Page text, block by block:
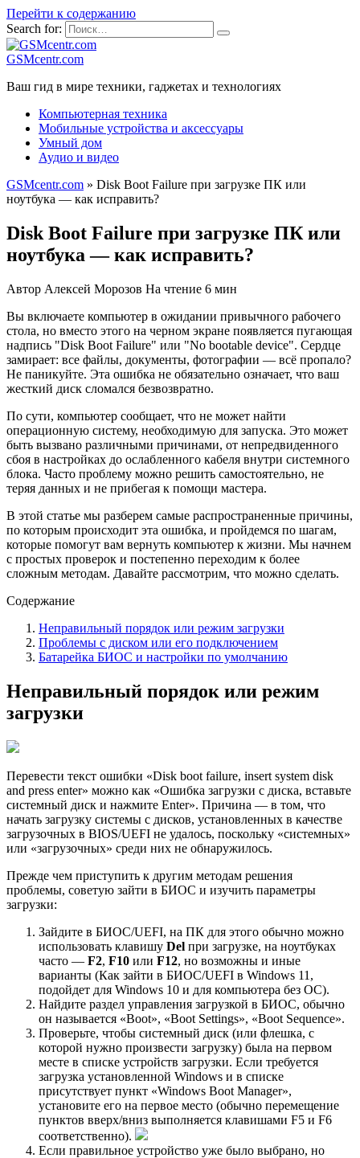
Перейти к содержанию
Search for:
GSMcentr.com
Ваш гид в мире техники, гаджетах и технологиях
Компьютерная техника
Мобильные устройства и аксессуары
Умный дом
Аудио и видео
GSMcentr.com » Disk Boot Failure при загрузке ПК или
ноутбука — как исправить?
Disk Boot Failure при загрузке ПК или
ноутбука — как исправить?
Автор Алексей Морозов На чтение 6 мин
Вы включаете компьютер в ожидании привычного рабочего
стола, но вместо этого на черном экране появляется пугающая
надпись "Disk Boot Failure" или "No bootable device". Сердце
замирает: все файлы, документы, фотографии — всё пропало?
Не паникуйте. Эта ошибка не обязательно означает, что ваш
жесткий диск сломался безвозвратно.
По сути, компьютер сообщает, что не может найти
операционную систему, необходимую для запуска. Это может
быть вызвано различными причинами, от непредвиденного
сбоя в настройках до ослабленного кабеля внутри системного
блока. Часто проблему можно решить самостоятельно, не
теряя данных и не прибегая к помощи мастера.
В этой статье мы разберем самые распространенные причины,
по которым происходит эта ошибка, и пройдемся по шагам,
которые помогут вам вернуть компьютер к жизни. Мы начнем
с простых проверок и постепенно переходим к более
сложным методам. Давайте рассмотрим, что можно сделать.
Содержание
Неправильный порядок или режим загрузки
Проблемы с диском или его подключением
Батарейка БИОС и настройки по умолчанию
Неправильный порядок или режим
загрузки
Перевести текст ошибки «Disk boot failure, insert system disk
and press enter» можно как «Ошибка загрузки с диска, вставьте
системный диск и нажмите Enter». Причина — в том, что
начать загрузку системы с дисков, установленных в качестве
загрузочных в BIOS/UEFI не удалось, поскольку «системных»
или «загрузочных» среди них не обнаружилось.
Прежде чем приступить к другим методам решения
проблемы, советую зайти в БИОС и изучить параметры
загрузки:
Зайдите в БИОС/UEFI, на ПК для этого обычно можно
использовать клавишу Del при загрузке, на ноутбуках
часто — F2, F10 или F12, но возможны и иные
варианты (Как зайти в БИОС/UEFI в Windows 11,
подойдет для Windows 10 и для компьютера без ОС).
Найдите раздел управления загрузкой в БИОС, обычно
он называется «Boot», «Boot Settings», «Boot Sequence».
Проверьте, чтобы системный диск (или флешка, с
которой нужно произвести загрузку) была на первом
месте в списке устройств загрузки. Если требуется
загрузка установленной Windows и в списке
присутствует пункт «Windows Boot Manager»,
установите его на первое место (обычно перемещение
пунктов вверх/вниз выполняется клавишами F5 и F6
соответственно).
Если правильное устройство уже было выбрано, но